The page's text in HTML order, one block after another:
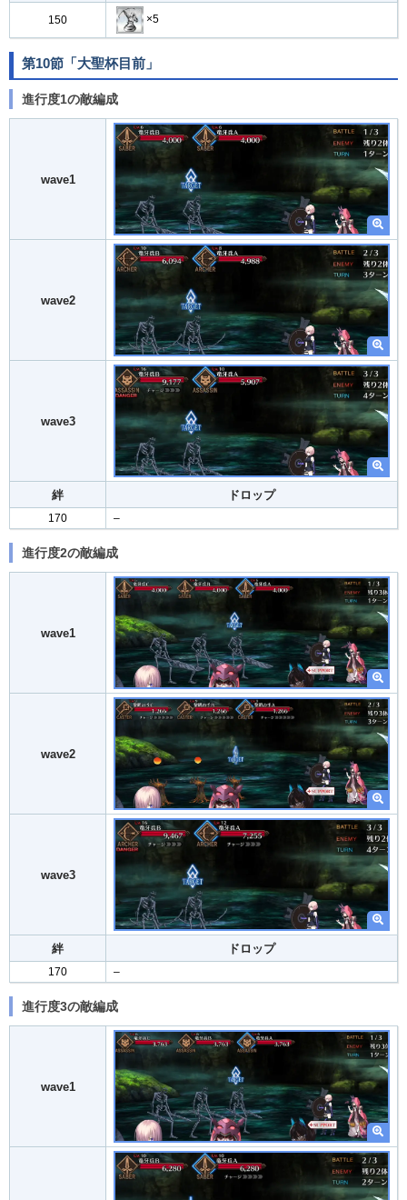
150 ×5
第10節「大聖杯目前」
進行度1の敵編成
wave1
wave2
wave3
絆 ドロップ
170 –
進行度2の敵編成
wave1
wave2
wave3
絆 ドロップ
170 –
進行度3の敵編成
wave1